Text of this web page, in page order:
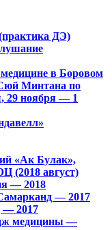
ДЭ)
в Боровом
Минтана по
ноября — 1
«Ак Булак»,
(2018 август)
— 2018
— 2017
— 2017
медицины —